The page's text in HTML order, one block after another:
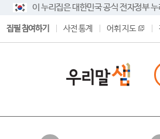
이 누리집은 대한민국 공식 전자정부
집필 참여하기 사전 통계 어휘 지도